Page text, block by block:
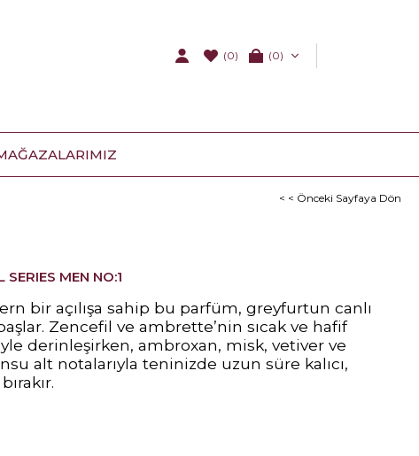
(0) 0
< < Önceki Sayfaya Dön
SERIES MEN NO:1
bir açılışa sahip bu parfüm, greyfurtun canlı
Zencefil ve ambrette’nin sıcak ve hafif
derinleşirken, ambroxan, misk, vetiver ve
alt notalarıyla teninizde uzun süre kalıcı,